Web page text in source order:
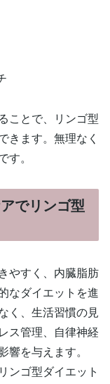
ことで、リンゴ型
きます。無理なく
す。
でリンゴ型
やすく、内臓脂肪
なダイエットを進
く、生活習慣の見
ス管理、自律神経
響を与えます。
ンゴ型ダイエット